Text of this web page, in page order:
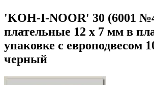
'KOH-I-NOOR' 30 (6001
плательные 12 х 7 мм в
упаковке с европодвесом
черный